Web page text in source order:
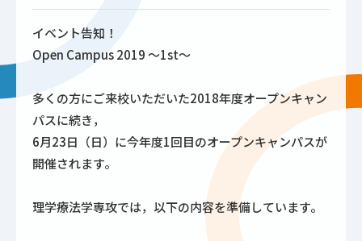
イベント告知！
Open Campus 2019 ～1st～
多くの方にご来校いただいた2018年度オープンキャン
パスに続き，
6月23日（日）に今年度1回目のオープンキャンパスが
開催されます。
理学療法学専攻では，以下の内容を準備しています。